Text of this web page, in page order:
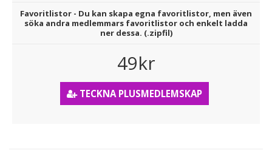
Favoritlistor - Du kan skapa egna favoritlistor, men även
söka andra medlemmars favoritlistor och enkelt ladda
ner dessa. (.zipfil)
49kr
TECKNA PLUSMEDLEMSKAP